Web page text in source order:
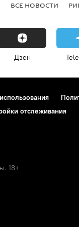
ВСЕ НОВОСТИ
Дзен
отслеживания
18+